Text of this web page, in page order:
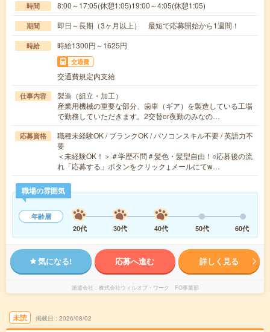
時間 8:00～17:05(休憩1:05)19:00～4:05(休憩1:05)
期間 即日～長期（3ヶ月以上） 最短で応募開始から1週間！
時給 時給1300円～1625円
交通費
交通費規定内支給
仕事内容
製造（組立・加工）
産業用機械の重要な部分、歯車（ギア）を製造している工場
で勤務していただきます。2交替or夜勤のみなの…
応募資格
職種未経験OK / ブランクOK / パソコンスキル不要 / 英語力不
要
＜未経験OK！＞＃学歴不問＃髪色・髪型自由！○応募後の流
れ「応募する」ボタンをクリック↓メールにてw…
職場の雰囲気
年齢層
20代
30代 40代 50代 60代
気になる! 応募へ進む 詳しく見る
派遣会社 株式会社ウィルオブ・ワーク FO事業部
未読 掲載日 2026/08/02